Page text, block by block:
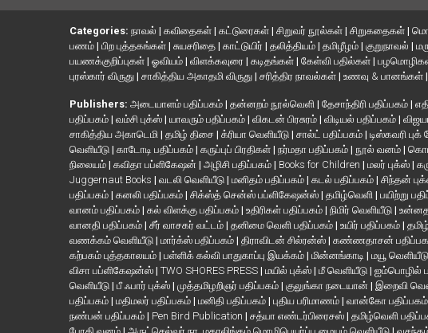
Categories: நாவல் | கவிதைகள் | கட்டுரைகள் | சிறுவர் நூல்கள் | சிறுகதைகள் |
பணம் | பிற புத்தகங்கள் | சுயசரிதை | காட்டுயிர் | தலித்தியம் | தமிழீழம் | குறுநாவல் |
பயணக்குறிப்புகள் | ஓவியம் | விளக்கவுரை | கடிதங்கள் | கேள்வி பதில்கள் |
புரஸ்கார் விருது | சாகித்திய அகாதமி விருது | சரித்திர நாவல்கள் | உணவு & பானங்கள் |
Publishers: அடையாளம் பதிப்பகம் | தன்னறம் நூல்வெளி | தேசாந்திரி பதிப்பகம் |
பதிப்பகம் | வம்சி புக்ஸ் | யாவரும் பதிப்பகம் | விகடன் பிரசுரம் | விடியல் பதிப்பகம் |
சாகித்திய அகாடெமி | தமிழ் திசை | க்ரியா வெளியீடு | சால்ட் பதிப்பகம் | டிஸ்கவரி
வெளியீடு | காடோடி பதிப்பகம் | கருப்புப் பிரதிகள் | நர்மதா பதிப்பகம் | நூல் வனம் |
நிலையம் | கவிதா பப்ளிகேஷன் | அழிசி பதிப்பகம் | Books for Children | மலர் புக்ஸ் |
Juggernaut Books | வடலி வெளியீடு | மனிதம் பதிப்பகம் | கடல் பதிப்பகம் | சிந்தன்
பதிப்பகம் | கனலி பதிப்பகம் | சிக்ஸ்த் சென்ஸ் பப்ளிகேஷன்ஸ் | தமிழ்வெளி | பயிற்று
வானம் பதிப்பகம் | கல் விளக்கு பதிப்பகம் | உதிரிகள் பதிப்பகம் | நிமிர் வெளியீடு |
வானதி பதிப்பகம் | சீர் வாசகர் வட்டம் | தனிமை வெளி பதிப்பகம் | உயிர் பதிப்பகம் |
வணக்கம் வெளியீடு | மார்க்ஸ் பதிப்பகம் | திராவிடன் சில்ரன்ஸ் | கண்ணதாசன்
கற்பகம் புத்தகாலயம் | பள்ளிக் கல்வி பாதுகாப்பு இயக்கம் | மின்னங்காடி | மயூ வெளியீடு
விசா பப்ளிகேஷன்ஸ் | TWO SHORES PRESS | மயில் புக்ஸ் | மீ வெளியீடு | ஐம்பொழில்
வெளியீடு | பீ ஃபார் புக்ஸ் | முத்தமிழறிஞர் பதிப்பகம் | குலுங்கா நடையான் | இறைவி
பதிப்பகம் | மதிமலர் பதிப்பகம் | மனிதி பதிப்பகம் | புதிய பரிமாணம் | வான்கோ பதிப்பகம்
நண்பன் பதிப்பகம் | Pen Bird Publication | சத்யா எண்டர்பிரைசஸ் | தமிழ்வெளி